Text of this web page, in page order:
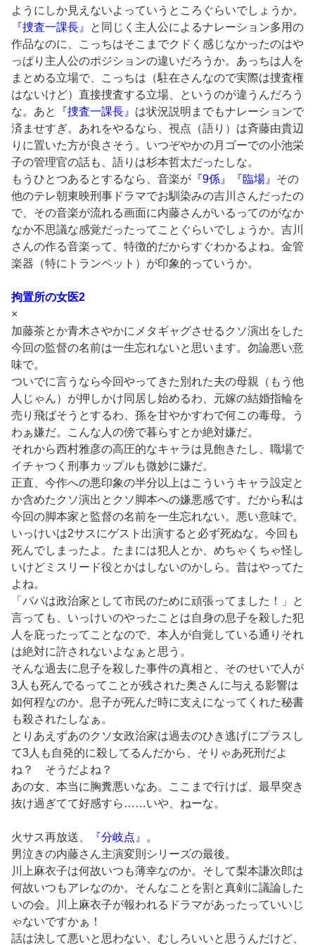
ようにしか見えないよっていうところぐらいでしょうか。
『捜査一課長』
と同じく主人公によるナレーション多用の
作品なのに、こっちはそこまでクドく感じなかったのはや
っぱり主人公のポジションの違いだろうか。あっちは人を
まとめる立場で、こっちは（駐在さんなので実際は捜査権
はないけど）直接捜査する立場、というのが違うんだろう
な。あと
『捜査一課長』 は状況説明までもナレーションで
済ませすぎ。あれをやるなら、視点（語り）は斉藤由貴辺
りに置いた方が良さそう。いつぞやかの月ゴーでの小池栄
子の管理官の話も、語りは杉本哲太だったしな。
もうひとつあるとするなら、音楽が 『9係』『臨場』 その
他のテレ朝東映刑事ドラマでお馴染みの吉川さんだったの
で、その音楽が流れる画面に内藤さんがいるってのがなか
なか不思議な感覚だったってことぐらいでしょうか。吉川
さんの作る音楽って、特徴的だからすぐわかるよね。金管
楽器（特にトランペット）が印象的っていうか。
拘置所の女医2
×
加藤茶とか青木さやかにメタギャグさせるクソ演出をした
今回の監督の名前は一生忘れないと思います。勿論悪い意
味で。
ついでに言うなら今回やってきた別れた夫の母親（もう他
人じゃん）が押しかけ同居し始めるわ、元嫁の結婚指輪を
売り飛ばそうとするわ、孫を甘やかすわで何この毒母。う
わぁ嫌だ。こんな人の傍で暮らすとか絶対嫌だ。
それから西村雅彦の高圧的なキャラは見飽きたし、職場で
イチャつく刑事カップルも微妙に嫌だ。
正直、今作への悪印象の半分以上はこういうキャラ設定と
か含めたクソ演出とクソ脚本への嫌悪感です。だから私は
今回の脚本家と監督の名前を一生忘れない。悪い意味で。
いっけいは2サスにゲスト出演すると必ず死ぬな。今回も
死んでしまったよ。たまには犯人とか、めちゃくちゃ怪し
いけどミスリード役とかはしないのかしら。昔はやってた
よね。
「パパは政治家として市民のために頑張ってました！」と
言っても、いっけいのやったことは自身の息子を殺した犯
人を庇ったってことなので、本人が自覚している通りそれ
は絶対に許されないよなぁと思う。
そんな過去に息子を殺した事件の真相と、そのせいで人が
3人も死んでるってことが残された奥さんに与える影響は
如何程なのか。息子が死んだ時に支えになってくれた秘書
も殺されたしなぁ。
とりあえずあのクソ女政治家は過去のひき逃げにプラスし
て3人も自発的に殺してるんだから、そりゃあ死刑だよ
ね？ そうだよね？
あの女、本当に胸糞悪いなあ。ここまで行けば、最早突き
抜け過ぎてて好感すら……いや、ねーな。
火サス再放送、 『分岐点』
。
男泣きの内藤さん主演変則シリーズの最後。
川上麻衣子は何故いつも薄幸なのか。そして梨本謙次郎は
何故いつもアレなのか。そんなことを割と真剣に議論した
いの会。川上麻衣子が報われるドラマがあったっていいじ
ゃないですかぁ！
話は決して悪いと思わない、むしろいいと思うんだけど、